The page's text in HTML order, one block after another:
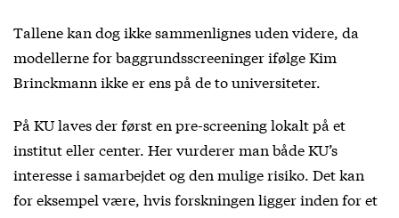
Tallene kan dog ikke sammenlignes uden videre, da
modellerne for baggrundsscreeninger ifølge Kim
Brinckmann ikke er ens på de to universiteter.
På KU laves der først en pre-screening lokalt på et
institut eller center. Her vurderer man både KU’s
interesse i samarbejdet og den mulige risiko. Det kan
for eksempel være, hvis forskningen ligger inden for et